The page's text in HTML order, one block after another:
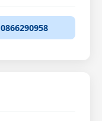
0866290958